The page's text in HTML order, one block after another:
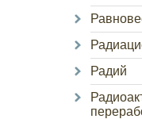
Радий